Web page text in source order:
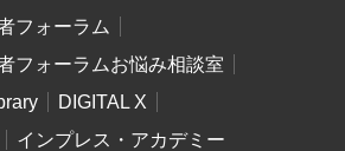
フォーラム
フォーラムお悩み相談室
DIGITAL X
インプレス・アカデミー